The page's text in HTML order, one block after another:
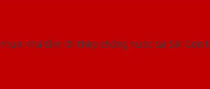
nhà tắm lõi thép chống nước tại Sài Gòn